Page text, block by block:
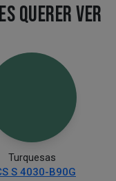
QUERER VER
Turquesas
S 4030-B90G